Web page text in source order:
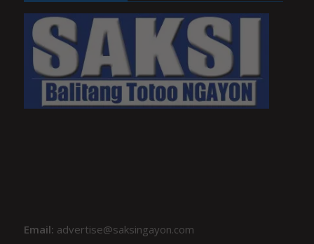
Email: advertise@saksingayon.com